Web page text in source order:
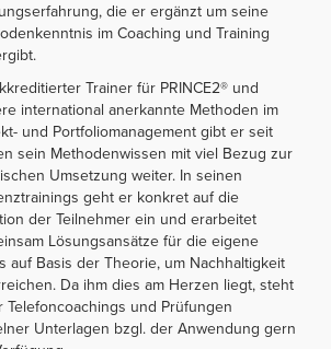
die er ergänzt um seine
im Coaching und Training
Trainer für PRINCE2® und
international anerkannte Methoden im
und Portfoliomanagement gibt er seit
sein Methodenwissen mit viel Bezug zur
Umsetzung weiter. In seinen
geht er konkret auf die
der Teilnehmer ein und erarbeitet
Lösungsansätze für die eigene
auf Basis der Theorie, um Nachhaltigkeit
Da ihm dies am Herzen liegt, steht
Telefoncoachings und Prüfungen
Unterlagen bzgl. der Anwendung gern